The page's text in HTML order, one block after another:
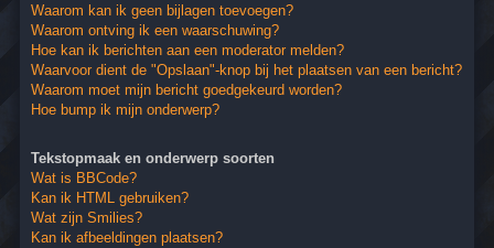
Waarom kan ik geen bijlagen toevoegen?
Waarom ontving ik een waarschuwing?
Hoe kan ik berichten aan een moderator melden?
Waarvoor dient de "Opslaan"-knop bij het plaatsen van een bericht?
Waarom moet mijn bericht goedgekeurd worden?
Hoe bump ik mijn onderwerp?
Tekstopmaak en onderwerp soorten
Wat is BBCode?
Kan ik HTML gebruiken?
Wat zijn Smilies?
Kan ik afbeeldingen plaatsen?